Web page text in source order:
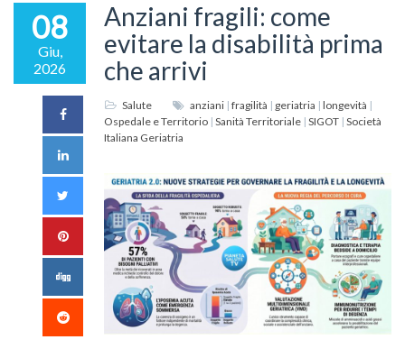
08
Giu,
2026
Anziani fragili: come
evitare la disabilità prima
che arrivi
Salute anziani | fragilità | geriatria | longevità |
Ospedale e Territorio | Sanità Territoriale | SIGOT | Società
Italiana Geriatria